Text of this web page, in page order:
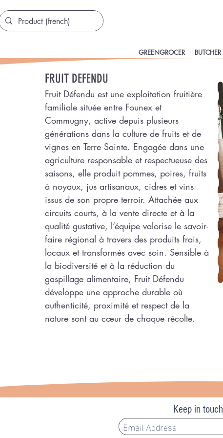
GREENGROCER
BUTCHER
FRUIT DEFENDU
Fruit Défendu est une exploitation fruitière
familiale située entre Founex et
Commugny, active depuis plusieurs
générations dans la culture de fruits et de
vignes en Terre Sainte. Engagée dans une
agriculture responsable et respectueuse des
saisons, elle produit pommes, poires, fruits
à noyaux, jus artisanaux, cidres et vins
issus de son propre terroir. Attachée aux
circuits courts, à la vente directe et à la
qualité gustative, l’équipe valorise le savoir-
faire régional à travers des produits frais,
locaux et transformés avec soin. Sensible à
la biodiversité et à la réduction du
gaspillage alimentaire, Fruit Défendu
développe une approche durable où
authenticité, proximité et respect de la
nature sont au cœur de chaque récolte.
Keep in touch